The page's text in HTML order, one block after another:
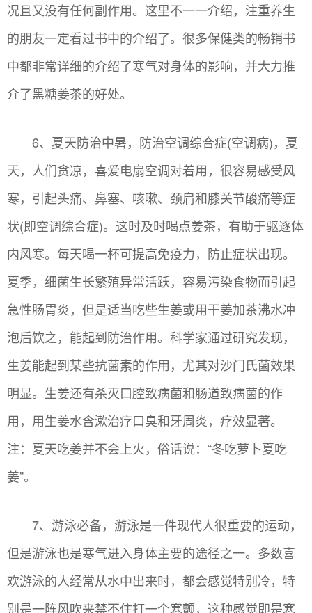
况且又没有任何副作用。这里不一一介绍，注重养生
的朋友一定看过书中的介绍了。很多保健类的畅销书
中都非常详细的介绍了寒气对身体的影响，并大力推
介了黑糖姜茶的好处。
6、夏天防治中暑，防治空调综合症(空调病)，夏
天，人们贪凉，喜爱电扇空调对着用，很容易感受风
寒，引起头痛、鼻塞、咳嗽、颈肩和膝关节酸痛等症
状(即空调综合症)。这时及时喝点姜茶，有助于驱逐体
内风寒。每天喝一杯可提高免疫力，防止症状出现。
夏季，细菌生长繁殖异常活跃，容易污染食物而引起
急性肠胃炎，但是适当吃些生姜或用干姜加茶沸水冲
泡后饮之，能起到防治作用。科学家通过研究发现，
生姜能起到某些抗菌素的作用，尤其对沙门氏菌效果
明显。生姜还有杀灭口腔致病菌和肠道致病菌的作
用，用生姜水含漱治疗口臭和牙周炎，疗效显著。
注：夏天吃姜并不会上火，俗话说：“冬吃萝卜夏吃
姜”。
7、游泳必备，游泳是一件现代人很重要的运动，
但是游泳也是寒气进入身体主要的途径之一。多数喜
欢游泳的人经常从水中出来时，都会感觉特别冷，特
别是一阵风吹来禁不住打一个寒颤，这种感觉即是寒